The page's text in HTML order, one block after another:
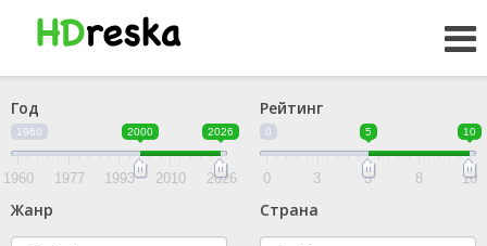
Год
1960 2000 2026
1960 1977 1993 2010 2026
Рейтинг
0 5 10
0 3 5 8 10
Жанр Страна